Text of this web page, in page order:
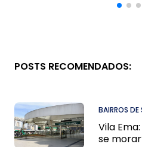
POSTS RECOMENDADOS:
BAIRROS
Vila
se